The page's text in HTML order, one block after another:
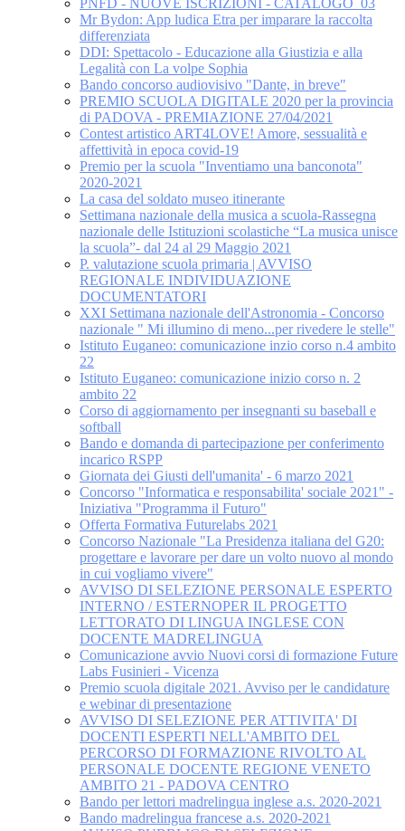
PNFD - NUOVE ISCRIZIONI - CATALOGO_03
Mr Bydon: App ludica Etra per imparare la raccolta
differenziata
DDI: Spettacolo - Educazione alla Giustizia e alla
Legalità con La volpe Sophia
Bando concorso audiovisivo "Dante, in breve"
PREMIO SCUOLA DIGITALE 2020 per la provincia
di PADOVA - PREMIAZIONE 27/04/2021
Contest artistico ART4LOVE! Amore, sessualità e
affettività in epoca covid-19
Premio per la scuola "Inventiamo una banconota"
2020-2021
La casa del soldato museo itinerante
Settimana nazionale della musica a scuola-Rassegna
nazionale delle Istituzioni scolastiche “La musica unisce
la scuola”- dal 24 al 29 Maggio 2021
P. valutazione scuola primaria | AVVISO
REGIONALE INDIVIDUAZIONE
DOCUMENTATORI
XXI Settimana nazionale dell'Astronomia - Concorso
nazionale " Mi illumino di meno...per rivedere le stelle"
Istituto Euganeo: comunicazione inzio corso n.4 ambito
22
Istituto Euganeo: comunicazione inizio corso n. 2
ambito 22
Corso di aggiornamento per insegnanti su baseball e
softball
Bando e domanda di partecipazione per conferimento
incarico RSPP
Giornata dei Giusti dell'umanita' - 6 marzo 2021
Concorso "Informatica e responsabilita' sociale 2021" -
Iniziativa "Programma il Futuro"
Offerta Formativa Futurelabs 2021
Concorso Nazionale "La Presidenza italiana del G20:
progettare e lavorare per dare un volto nuovo al mondo
in cui vogliamo vivere"
AVVISO DI SELEZIONE PERSONALE ESPERTO
INTERNO / ESTERNOPER IL PROGETTO
LETTORATO DI LINGUA INGLESE CON
DOCENTE MADRELINGUA
Comunicazione avvio Nuovi corsi di formazione Future
Labs Fusinieri - Vicenza
Premio scuola digitale 2021. Avviso per le candidature
e webinar di presentazione
AVVISO DI SELEZIONE PER ATTIVITA' DI
DOCENTI ESPERTI NELL'AMBITO DEL
PERCORSO DI FORMAZIONE RIVOLTO AL
PERSONALE DOCENTE REGIONE VENETO
AMBITO 21 - PADOVA CENTRO
Bando per lettori madrelingua inglese a.s. 2020-2021
Bando madrelingua francese a.s. 2020-2021